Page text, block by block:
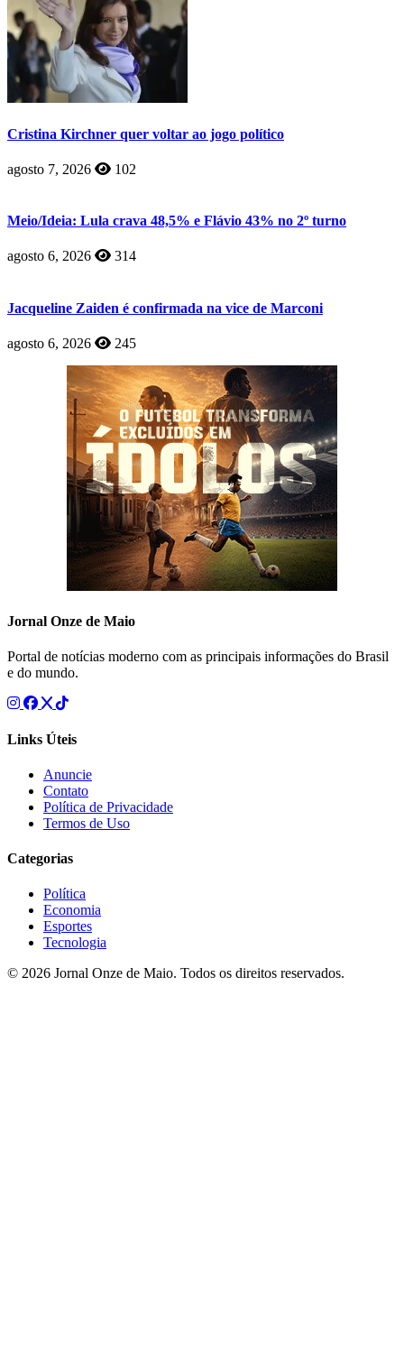
Cristina Kirchner quer voltar ao jogo político
agosto 7, 2026 102
Meio/Ideia: Lula crava 48,5% e Flávio 43% no 2º turno
agosto 6, 2026 314
Jacqueline Zaiden é confirmada na vice de Marconi
agosto 6, 2026 245
Jornal Onze de Maio
Portal de notícias moderno com as principais informações do Brasil
e do mundo.
Links Úteis
Anuncie
Contato
Política de Privacidade
Termos de Uso
Categorias
Política
Economia
Esportes
Tecnologia
© 2026 Jornal Onze de Maio. Todos os direitos reservados.